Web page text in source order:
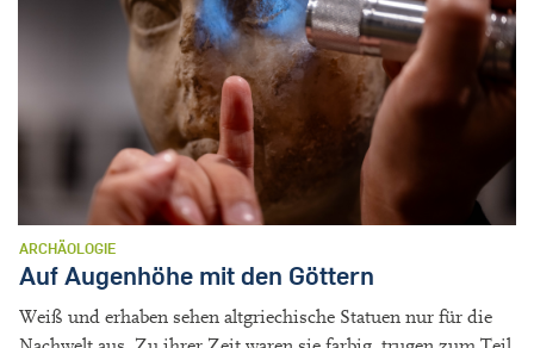
ARCHÄOLOGIE
Auf Augenhöhe mit den Göttern
Weiß und erhaben sehen altgriechische Statuen nur für die